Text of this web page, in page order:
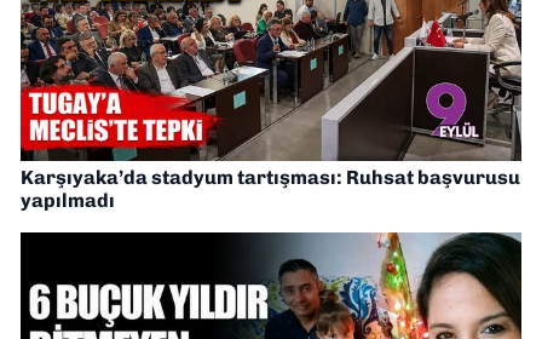
Karşıyaka’da stadyum tartışması: Ruhsat başvurusu
yapılmadı